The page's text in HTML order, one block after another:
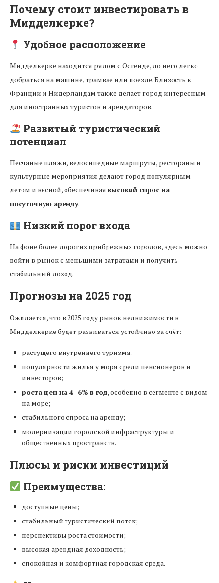
Почему стоит инвестировать в
Мидделкерке?
Удобное расположение
Мидделкерке находится рядом с Остенде, до него легко
добраться на машине, трамвае или поезде. Близость к
Франции и Нидерландам также делает город интересным
для иностранных туристов и арендаторов.
Развитый туристический
потенциал
Песчаные пляжи, велосипедные маршруты, рестораны и
культурные мероприятия делают город популярным
летом и весной, обеспечивая высокий спрос на
посуточную аренду.
Низкий порог входа
На фоне более дорогих прибрежных городов, здесь можно
войти в рынок с меньшими затратами и получить
стабильный доход.
Прогнозы на 2025 год
Ожидается, что в 2025 году рынок недвижимости в
Мидделкерке будет развиваться устойчиво за счёт:
растущего внутреннего туризма;
популярности жилья у моря среди пенсионеров и
инвесторов;
роста цен на 4–6% в год, особенно в сегменте с видом
на море;
стабильного спроса на аренду;
модернизации городской инфраструктуры и
общественных пространств.
Плюсы и риски инвестиций
Преимущества:
доступные цены;
стабильный туристический поток;
перспективы роста стоимости;
высокая арендная доходность;
спокойная и комфортная городская среда.